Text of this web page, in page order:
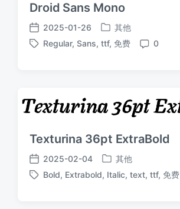
Droid Sans Mono
发
布
2025-01-26
发
布
其他
标
Regular, Sans, ttf, 免费
评
0
Texturina 36pt ExtraBold
发
布
2025-02-04
发
布
其他
标
Bold, Extrabold, Italic, text, ttf, 免费